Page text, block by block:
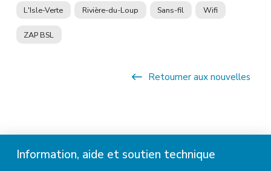
L'Isle-Verte Rivière-du-Loup Sans-fil Wifi
ZAP BSL
Retourner aux nouvelles
Information, aide et soutien technique